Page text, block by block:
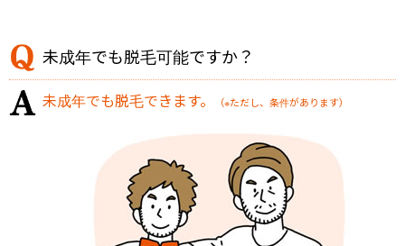
未成年でも脱毛可能ですか？
未成年でも脱毛できます。 （※ただし、条件があります）